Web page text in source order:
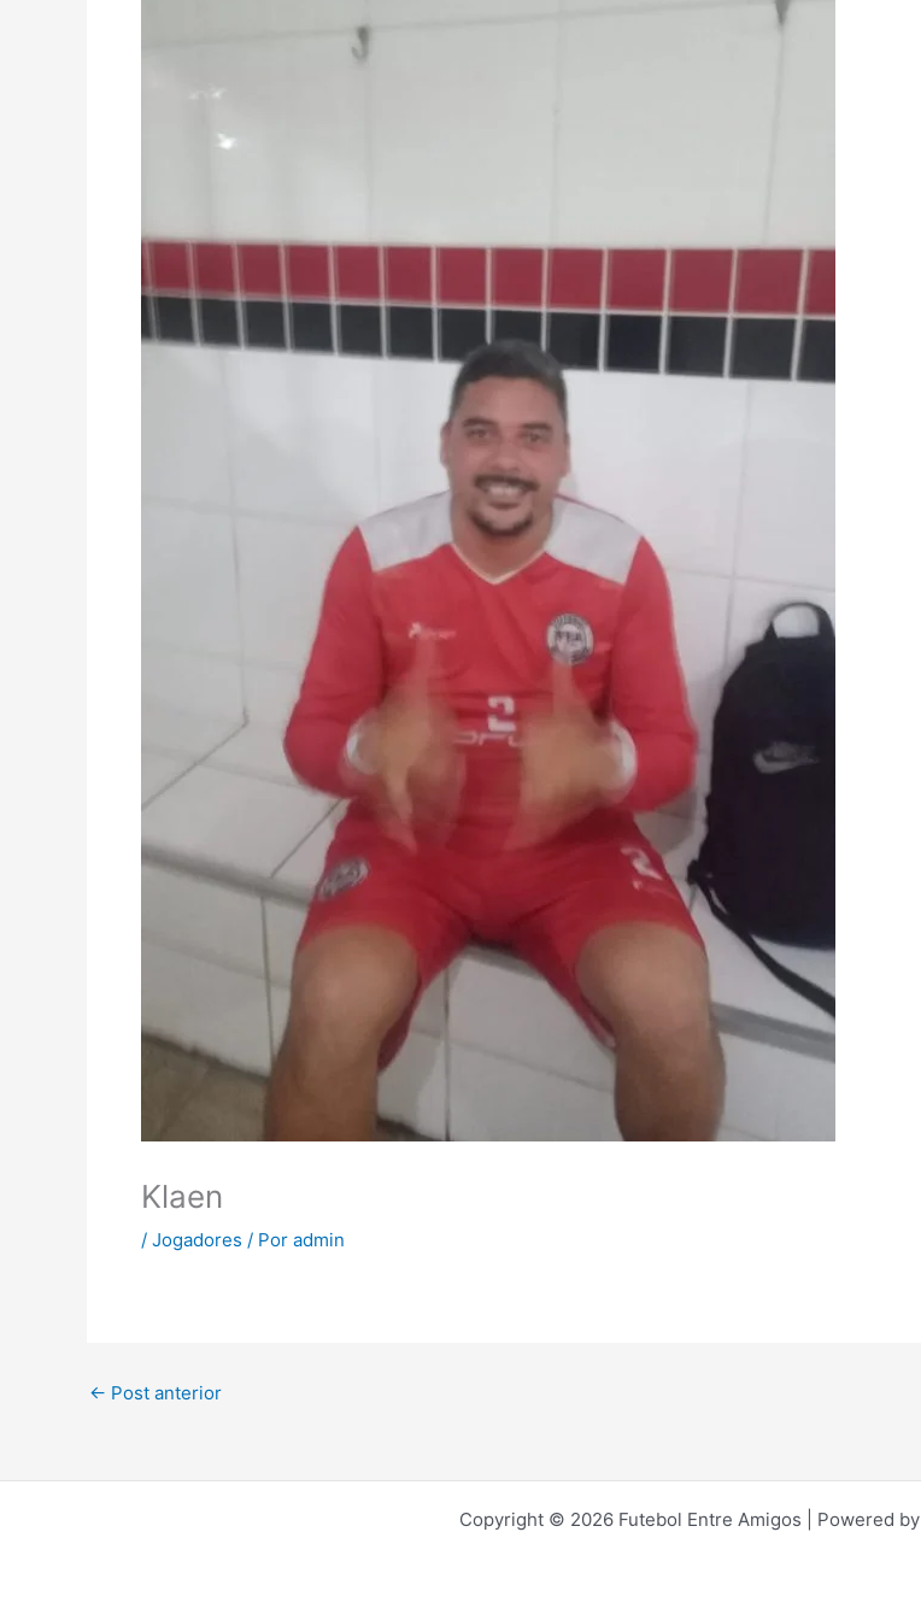
Klaen
/ Jogadores / Por admin
← Post anterior
Copyright © 2026 Futebol Entre Amigos | Powered by